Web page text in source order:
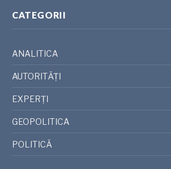
CATEGORII
ANALITICA
AUTORITĂȚI
EXPERȚI
GEOPOLITICA
POLITICĂ